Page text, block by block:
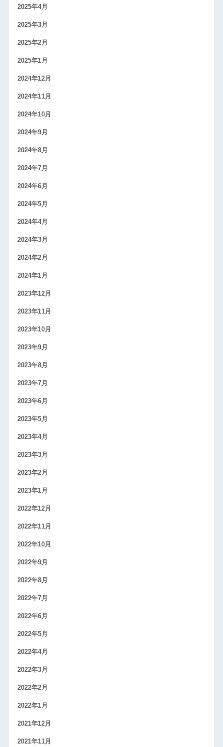
2025年4月
2025年3月
2025年2月
2025年1月
2024年12月
2024年11月
2024年10月
2024年9月
2024年8月
2024年7月
2024年6月
2024年5月
2024年4月
2024年3月
2024年2月
2024年1月
2023年12月
2023年11月
2023年10月
2023年9月
2023年8月
2023年7月
2023年6月
2023年5月
2023年4月
2023年3月
2023年2月
2023年1月
2022年12月
2022年11月
2022年10月
2022年9月
2022年8月
2022年7月
2022年6月
2022年5月
2022年4月
2022年3月
2022年2月
2022年1月
2021年12月
2021年11月